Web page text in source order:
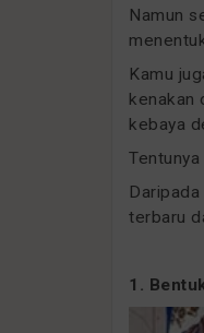
Namun
Kamu
kenakan
kebaya
terbaru
1.